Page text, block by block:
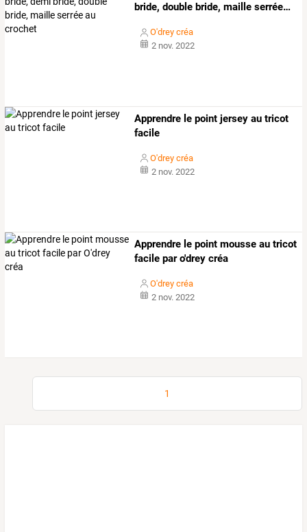
bride, double bride, maille serrée…
O'drey créa
2 nov. 2022
Apprendre le point jersey au tricot
facile
O'drey créa
2 nov. 2022
Apprendre le point mousse au tricot
facile par o'drey créa
O'drey créa
2 nov. 2022
1